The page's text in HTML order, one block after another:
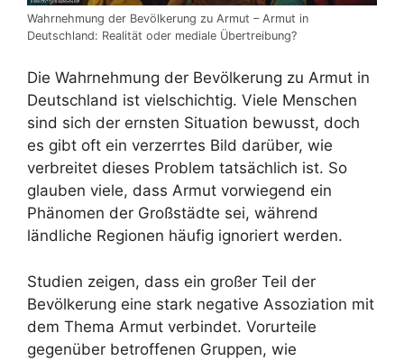
Wahrnehmung der Bevölkerung zu Armut – Armut in
Deutschland: Realität oder mediale Übertreibung?
Die Wahrnehmung der Bevölkerung zu Armut in
Deutschland ist vielschichtig. Viele Menschen
sind sich der ernsten Situation bewusst, doch
es gibt oft ein verzerrtes Bild darüber, wie
verbreitet dieses Problem tatsächlich ist. So
glauben viele, dass Armut vorwiegend ein
Phänomen der Großstädte sei, während
ländliche Regionen häufig ignoriert werden.
Studien zeigen, dass ein großer Teil der
Bevölkerung eine stark negative Assoziation mit
dem Thema Armut verbindet. Vorurteile
gegenüber betroffenen Gruppen, wie